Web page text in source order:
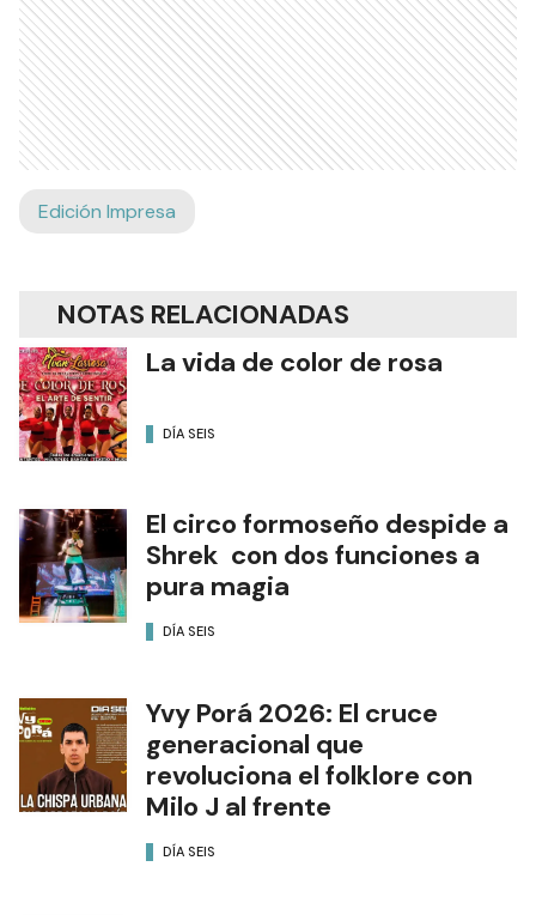
Edición Impresa
NOTAS RELACIONADAS
La vida de color de rosa
DÍA SEIS
El circo formoseño despide a
Shrek con dos funciones a
pura magia
DÍA SEIS
Yvy Porá 2026: El cruce
generacional que
revoluciona el folklore con
Milo J al frente
DÍA SEIS